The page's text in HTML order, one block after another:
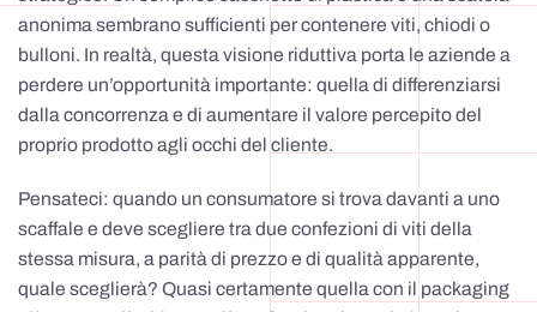
anonima sembrano sufficienti per contenere viti, chiodi o
bulloni. In realtà, questa visione riduttiva porta le aziende a
perdere un’opportunità importante: quella di differenziarsi
dalla concorrenza e di aumentare il valore percepito del
proprio prodotto agli occhi del cliente.
Pensateci: quando un consumatore si trova davanti a uno
scaffale e deve scegliere tra due confezioni di viti della
stessa misura, a parità di prezzo e di qualità apparente,
quale sceglierà? Quasi certamente quella con il packaging